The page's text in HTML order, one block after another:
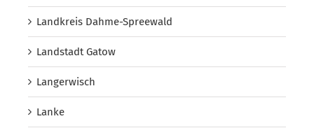
Landkreis Dahme-Spreewald
Landstadt Gatow
Langerwisch
Lanke